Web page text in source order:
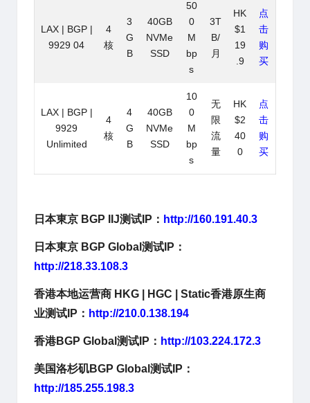
LAX | BGP |
9929 04
4
核
3
G
B
40GB
NVMe
SSD
50
0
M
bp
s
3T
B/
月
HK
$1
19
.9
点
击
购
买
LAX | BGP |
9929
Unlimited
4
核
4
G
B
40GB
NVMe
SSD
10
0
M
bp
s
无
限
流
量
HK
$2
40
0
点
击
购
买
日本東京 BGP IIJ测试IP： http://160.191.40.3
日本東京 BGP Global测试IP：
http://218.33.108.3
香港本地运营商 HKG | HGC | Static香港原生商
业测试IP： http://210.0.138.194
香港BGP Global测试IP： http://103.224.172.3
美国洛杉矶BGP Global测试IP：
http://185.255.198.3